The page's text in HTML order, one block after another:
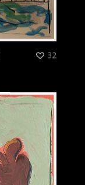
32